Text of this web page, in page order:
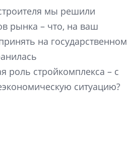
мы решили
рынка – что, на ваш
на государственном
роль стройкомплекса – с
ситуацию?